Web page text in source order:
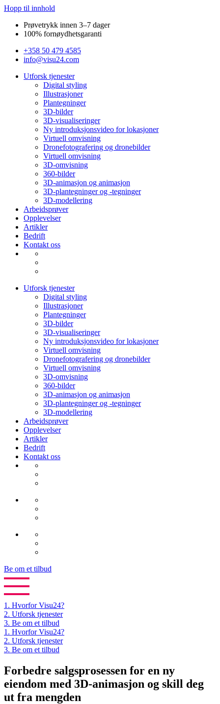
Hopp til innhold
Prøvetrykk innen 3–7 dager
100% fornøydhetsgaranti
+358 50 479 4585
info@visu24.com
Utforsk tjenester
Digital styling
Illustrasjoner
Plantegninger
3D-bilder
3D-visualiseringer
Ny introduksjonsvideo for lokasjoner
Virtuell omvisning
Dronefotografering og dronebilder
Virtuell omvisning
3D-omvisning
360-bilder
3D-animasjon og animasjon
3D-plantegninger og -tegninger
3D-modellering
Arbeidsprøver
Opplevelser
Artikler
Bedrift
Kontakt oss
Utforsk tjenester
Digital styling
Illustrasjoner
Plantegninger
3D-bilder
3D-visualiseringer
Ny introduksjonsvideo for lokasjoner
Virtuell omvisning
Dronefotografering og dronebilder
Virtuell omvisning
3D-omvisning
360-bilder
3D-animasjon og animasjon
3D-plantegninger og -tegninger
3D-modellering
Arbeidsprøver
Opplevelser
Artikler
Bedrift
Kontakt oss
Be om et tilbud
1. Hvorfor Visu24?
2. Utforsk tjenester
3. Be om et tilbud
1. Hvorfor Visu24?
2. Utforsk tjenester
3. Be om et tilbud
Forbedre salgsprosessen for en ny
eiendom med 3D-animasjon og skill deg
ut fra mengden